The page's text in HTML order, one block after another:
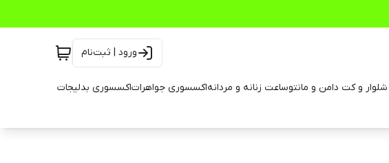
ورود | ثبت‌نام
و کت دامن و مانتوساعت زنانه و مردانهاکسسوری جواهراتاکسسوری بدلیجات